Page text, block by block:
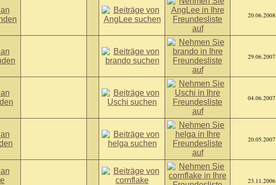
20.06.2008
29.06.2007
04.06.2007
20.05.2007
23.11.2006